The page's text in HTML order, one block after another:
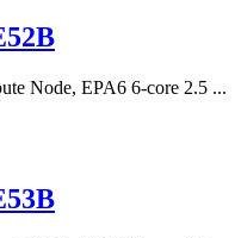
Node, EPA6 6-core 2.5 ...